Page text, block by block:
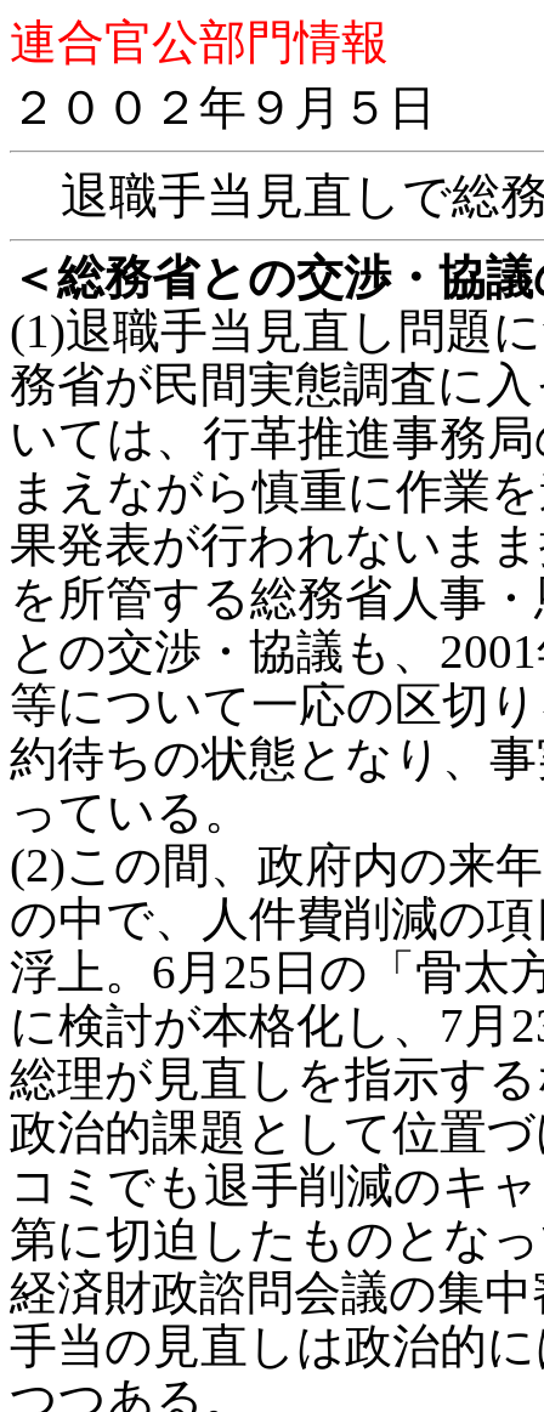
連合官公部門情報
２００２年９月５日
退職手当見直しで総
＜総務省との交渉・協
(1)退職手当見直し問題
務省が民間実態調査に
いては、行革推進事務
まえながら慎重に作業
果発表が行われないま
を所管する総務省人事
との交渉・協議も、
等について一応の区切
約待ちの状態となり、
っている。
(2)この間、政府内の来
の中で、人件費削減の
浮上。6月25日の「骨太
に検討が本格化し、7月
総理が見直しを指示す
政治的課題として位置
コミでも退手削減のキ
第に切迫したものとな
経済財政諮問会議の集
手当の見直しは政治的
つつある。